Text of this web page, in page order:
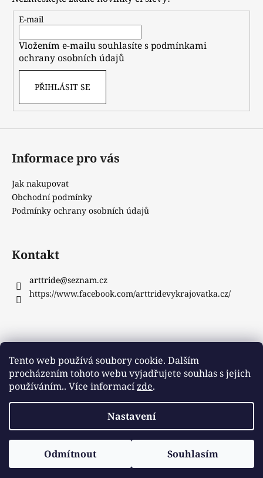
Tento web používá soubory cookie. Dalším
procházením tohoto webu vyjadřujete souhlas s jejich
používáním.. Více informacízde.
Nastavení
Odmítnout Souhlasím
E-mail
Vložením e-mailu souhlasíte spodmínkami
ochrany osobních údajů
PŘIHLÁSIT SE
Informace pro vás
Jak nakupovat
Obchodní podmínky
Podmínky ochrany osobních údajů
Kontakt
arttride@seznam.cz
https://www.facebook.com/arttridevykrajovatka.cz/
Instagram
Copyright 2026ArtTride. Všechna práva vyhrazena.
Upravit nastavení cookies